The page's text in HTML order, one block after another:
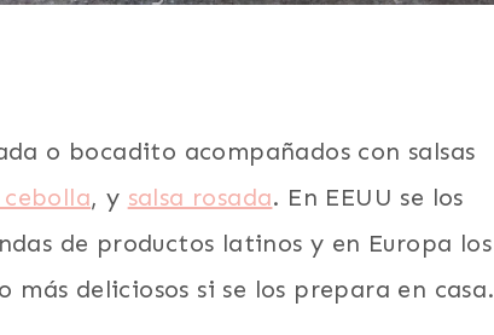
o bocadito acompañados con salsas
, y salsa rosada. En EEUU se los
de productos latinos y en Europa los
deliciosos si se los prepara en casa.